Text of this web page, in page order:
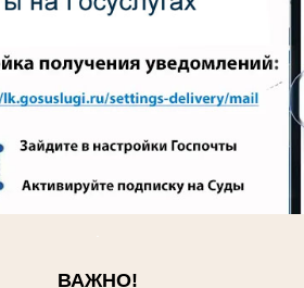
ВАЖНО!